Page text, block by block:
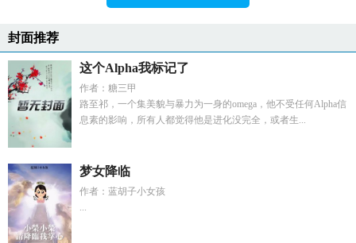
封面推荐
这个Alpha我标记了
作者：糖三甲
路至祁，一个集美貌与暴力为一身的omega，他不受任何Alpha信
息素的影响，所有人都觉得他是进化没完全，或者生...
梦女降临
作者：蓝胡子小女孩
...